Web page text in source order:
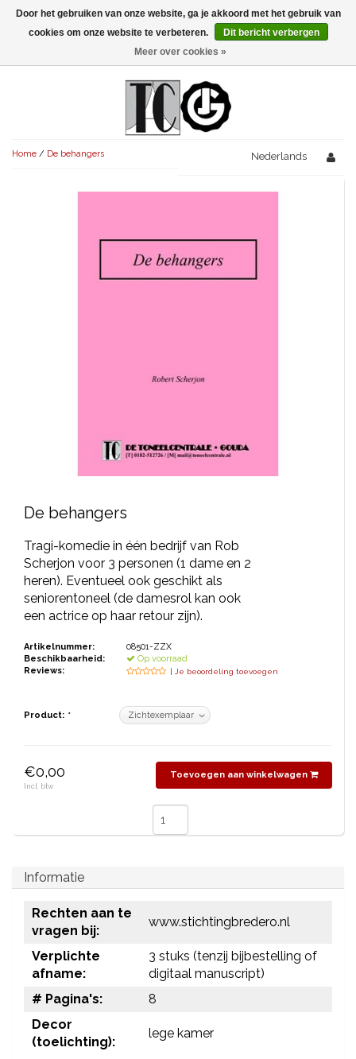
Menu
AVONDVULLEND (+75')
KORT (-30')
AVONDVULLEND (+75')
OVERIG (30'-75')
AVONDVULLEND (+75')
SPEKTAKELSTUKKEN
THEATERBOEKEN
SKETCHES
Home / De behangers Nederlands
De behangers
Tragi-komedie in één bedrijf van Rob
Scherjon voor 3 personen (1 dame en 2
heren). Eventueel ook geschikt als
seniorentoneel (de damesrol kan ook
een actrice op haar retour zijn).
Artikelnummer:
08501-ZZX
Beschikbaarheid:
Op voorraad
Reviews:
| Je beoordeling toevoegen
Product: *
€0,00
Incl. btw
Toevoegen aan winkelwagen
Informatie
Rechten aan te
vragen bij:
www.stichtingbredero.nl
Verplichte
afname:
3 stuks (tenzij bijbestelling of
digitaal manuscript)
# Pagina's:
8
Decor
(toelichting):
lege kamer
Door het gebruiken van onze website, ga je akkoord met het gebruik van
cookies om onze website te verbeteren.
Dit bericht verbergen
Meer over cookies »